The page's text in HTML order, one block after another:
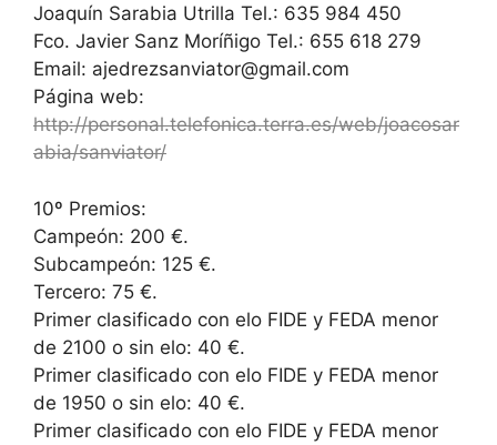
Joaquín Sarabia Utrilla Tel.: 635 984 450
Fco. Javier Sanz Moríñigo Tel.: 655 618 279
Email: ajedrezsanviator@gmail.com
Página web:
http://personal.telefonica.terra.es/web/joacosar
abia/sanviator/
10º Premios:
Campeón: 200 €.
Subcampeón: 125 €.
Tercero: 75 €.
Primer clasificado con elo FIDE y FEDA menor
de 2100 o sin elo: 40 €.
Primer clasificado con elo FIDE y FEDA menor
de 1950 o sin elo: 40 €.
Primer clasificado con elo FIDE y FEDA menor